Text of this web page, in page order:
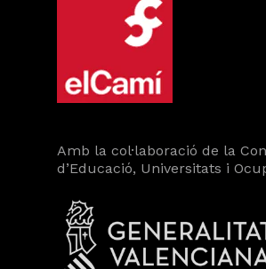
Amb la col·laboració de la
d’Educació, Universitats i